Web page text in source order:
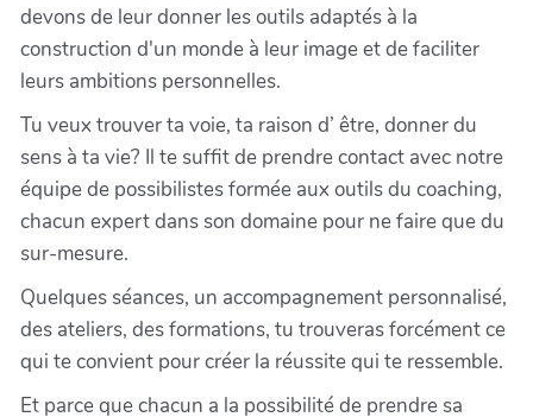
devons de leur donner les outils adaptés à la
construction d'un monde à leur image et de faciliter
leurs ambitions personnelles.
Tu veux trouver ta voie, ta raison d’ être, donner du
sens à ta vie? Il te suffit de prendre contact avec notre
équipe de possibilistes formée aux outils du coaching,
chacun expert dans son domaine pour ne faire que du
sur-mesure.
Quelques séances, un accompagnement personnalisé,
des ateliers, des formations, tu trouveras forcément ce
qui te convient pour créer la réussite qui te ressemble.
Et parce que chacun a la possibilité de prendre sa